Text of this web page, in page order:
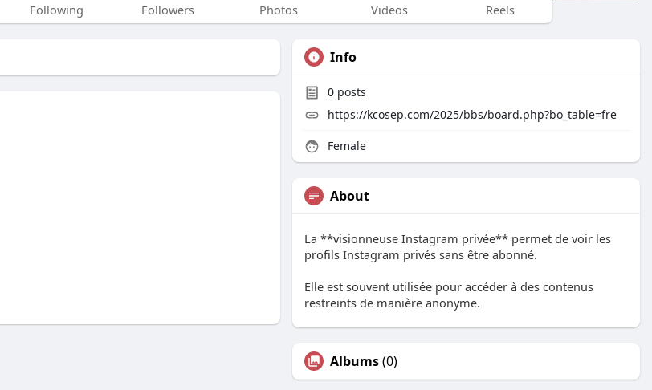
Following Followers Photos Videos Reels
Info
0 posts
https://kcosep.com/2025/bbs/board.php?bo_table=fre
Female
About
La **visionneuse Instagram privée** permet de voir les
profils Instagram privés sans être abonné.
Elle est souvent utilisée pour accéder à des contenus
restreints de manière anonyme.
Albums(0)